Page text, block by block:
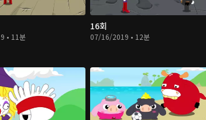
• 11분
16회
07/16/2019 • 12분